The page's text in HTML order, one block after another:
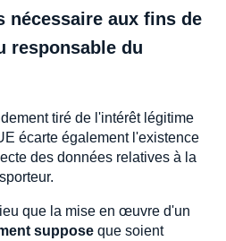
nécessaire aux fins de
responsable du
tiré de l'intérêt légitime
écarte également l'existence
des données relatives à la
que la mise en œuvre d'un
suppose que soient